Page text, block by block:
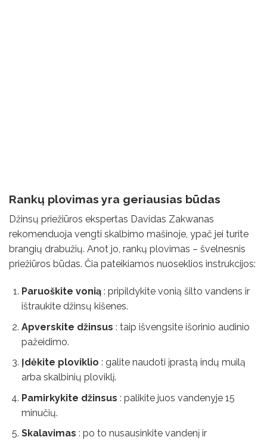
Rankų plovimas yra geriausias būdas
Džinsų priežiūros ekspertas Davidas Zakwanas
rekomenduoja vengti skalbimo mašinoje, ypač jei turite
brangių drabužių. Anot jo, rankų plovimas – švelnesnis
priežiūros būdas. Čia pateikiamos nuoseklios instrukcijos:
Paruoškite vonią: pripildykite vonią šilto vandens ir
ištraukite džinsų kišenes.
Apverskite džinsus : taip išvengsite išorinio audinio
pažeidimo.
Įdėkite ploviklio : galite naudoti įprastą indų muilą
arba skalbinių ploviklį.
Pamirkykite džinsus : palikite juos vandenyje 15
minučių.
Skalavimas : po to nusausinkite vandenį ir